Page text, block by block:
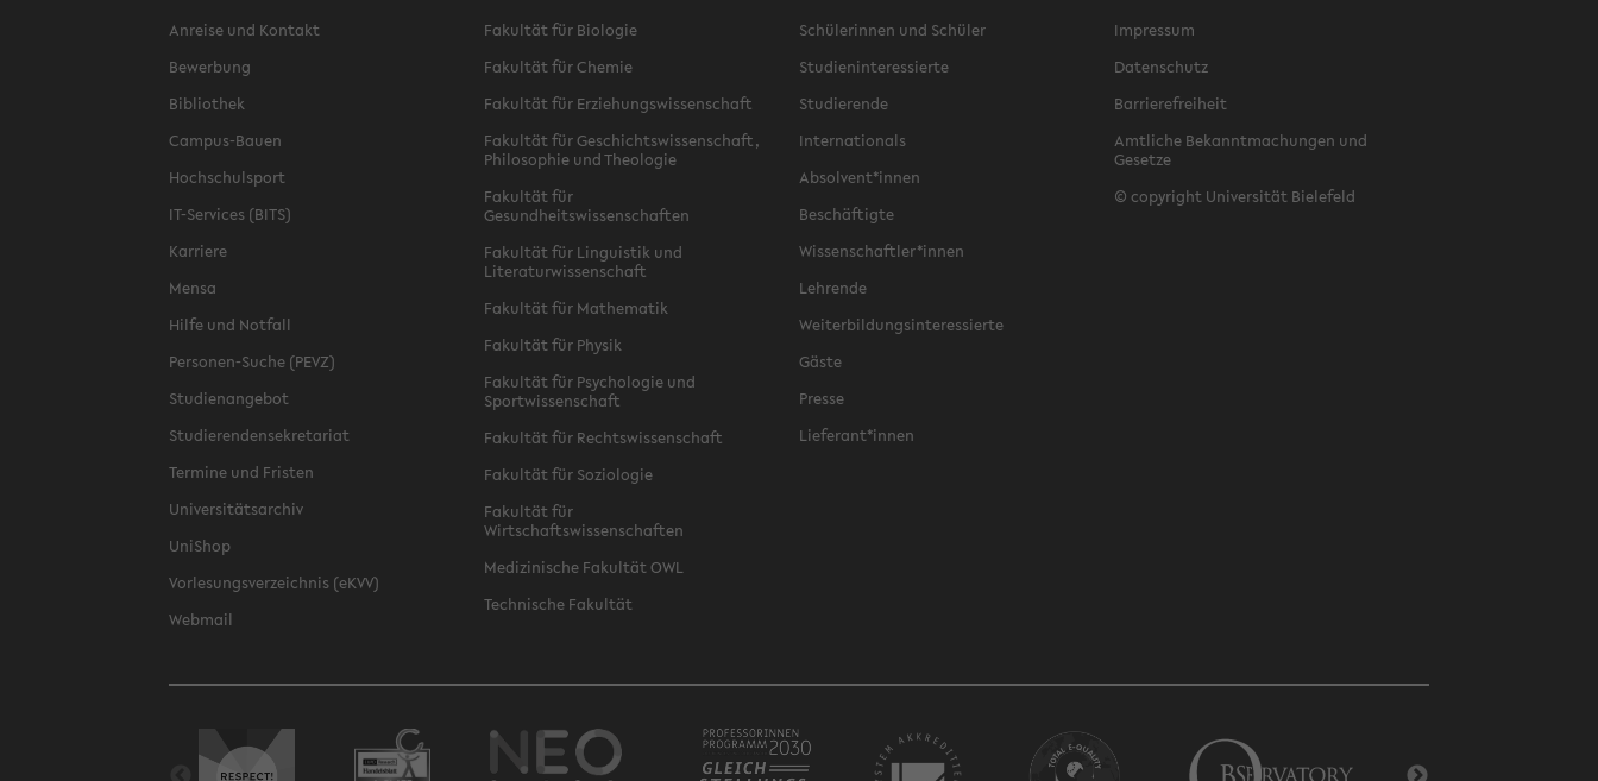
Anreise und Kontakt
Bewerbung
Bibliothek
Campus-Bauen
Hochschulsport
IT-Services (BITS)
Karriere
Mensa
Hilfe und Notfall
Personen-Suche (PEVZ)
Studienangebot
Studierendensekretariat
Termine und Fristen
Universitätsarchiv
UniShop
Vorlesungsverzeichnis (eKVV)
Webmail
Fakultät für Biologie
Fakultät für Chemie
Fakultät für Erziehungswissenschaft
Fakultät für Geschichtswissenschaft,
Philosophie und Theologie
Fakultät für
Gesundheitswissenschaften
Fakultät für Linguistik und
Literaturwissenschaft
Fakultät für Mathematik
Fakultät für Physik
Fakultät für Psychologie und
Sportwissenschaft
Fakultät für Rechtswissenschaft
Fakultät für Soziologie
Fakultät für
Wirtschaftswissenschaften
Medizinische Fakultät OWL
Technische Fakultät
Schülerinnen und Schüler
Studieninteressierte
Studierende
Internationals
Absolvent*innen
Beschäftigte
Wissenschaftler*innen
Lehrende
Weiterbildungsinteressierte
Gäste
Presse
Lieferant*innen
Impressum
Datenschutz
Barrierefreiheit
Amtliche Bekanntmachungen und
Gesetze
© copyright Universität Bielefeld